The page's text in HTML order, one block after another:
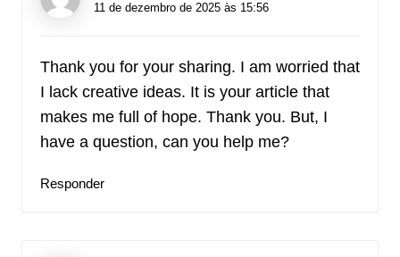
11 de dezembro de 2025 às 15:56
Thank you for your sharing. I am worried that
I lack creative ideas. It is your article that
makes me full of hope. Thank you. But, I
have a question, can you help me?
Responder